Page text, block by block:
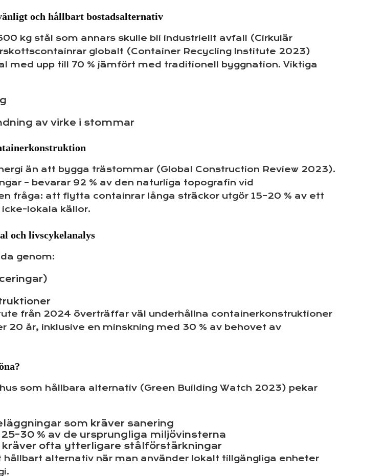
och hållbart bostadsalternativ
kg stål som annars skulle bli industriellt avfall (Cirkulär
globalt (Container Recycling Institute 2023)
med upp till 70 % jämfört med traditionell byggnation. Viktiga
av virke i stommar
än att bygga trästommar (Global Construction Review 2023).
– bevarar 92 % av den naturliga topografin vid
fråga: att flytta containrar långa sträckor utgör 15–20 % av ett
lokala källor.
och livscykelanalys
genom:
från 2024 överträffar väl underhållna containerkonstruktioner
år, inklusive en minskning med 30 % av behovet av
som hållbara alternativ (Green Building Watch 2023) pekar
som kräver sanering
% av de ursprungliga miljövinsterna
ofta ytterligare stålförstärkningar
alternativ när man använder lokalt tillgängliga enheter